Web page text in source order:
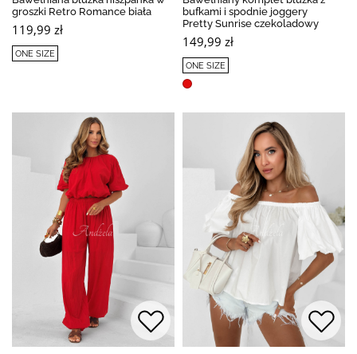
groszki Retro Romance biała
119,99 zł
ONE SIZE
bufkami i spodnie joggery
Pretty Sunrise czekoladowy
149,99 zł
ONE SIZE